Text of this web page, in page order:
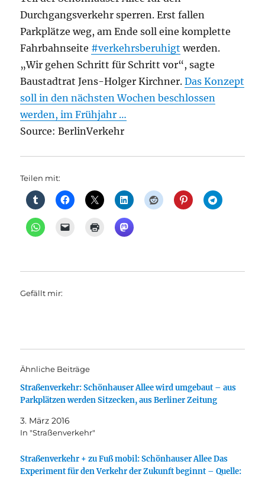
Durchgangsverkehr sperren. Erst fallen
Parkplätze weg, am Ende soll eine komplette
Fahrbahnseite #verkehrsberuhigt werden.
„Wir gehen Schritt für Schritt vor“, sagte
Baustadtrat Jens-Holger Kirchner.Das Konzept
soll in den nächsten Wochen beschlossen
werden, im Frühjahr …
Source: BerlinVerkehr
Teilen mit:
Gefällt mir:
Ähnliche Beiträge
Straßenverkehr: Schönhauser Allee wird umgebaut – aus
Parkplätzen werden Sitzecken, aus Berliner Zeitung
3. März 2016
In "Straßenverkehr"
Straßenverkehr + zu Fuß mobil: Schönhauser Allee Das
Experiment für den Verkehr der Zukunft beginnt – Quelle: